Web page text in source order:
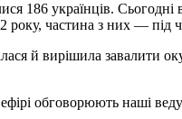
186 українців. Сьогодні
року, частина з них — під
й вирішила завалити
ефірі обговорюють наші